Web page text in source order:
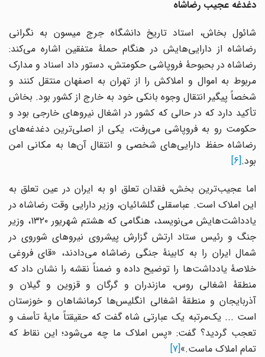
دغدغه عجیب رضاشاه
شائول بخاش، استاد تاریخ دانشگاه جرج میسون به نگرانی
رضاشاه از دارایی‌هایش در هنگام حملۀ متفقین اشاره می‌کند:
رضاشاه در بحبوحۀ فروپاشی حکومتش، دستور داد اسناد و مدارک
مربوط به اموال و املاکش را از تهران به اصفهان منتقل کنند و
شخصاً پیگیر انتقال وجوه بانکی خود به خارج از کشور بود. بخاش
تأکید دارد که در حالی که کشور در اشغال نیروهای خارجی بود و
حکومت رو به فروپاشی می‌رفت، یکی از اصلی‌ترین دغدغه‌های
رضاشاه حفظ دارایی‌های شخصی و انتقال آن‌ها به مکانی امن
بود.[6]
اما عجیب‌ترین بخش، فقدان تعلق او به ایران در عین تعلق به
این املاک است. عباسقلی گلشائیان، وزیر دارایی وقت رضاشاه در
یادداشت‌هایش می‌نویسد، هنگامی که هشتم شهریور ۱۳۲۰، وزیر
جنگ و رئیس ستاد ارتش گزارش پیشروی نیروهای شوروی در
شمال ایران را به کابینۀ جنگی رضاشاه می‌دادند، «قای فروغی
خلاصۀ یادداشت‌ها را توضیح داده و ضمناً نقشه را نشان داد که
منطقۀ اشغالی روس، مازندران و گرگان و قزوین و گیلان و
آذربایجان و منطقۀ اشغالی انگلیس‌ها کرمانشاهان و خوزستان
است ... یک‌مرتبه یک عبارتی شاه گفت که حقیقتاً مایۀ تأسف و
تعجب گردید؟ گفت: «پس املاک ما چه می‌شود؛ این نقاط که
تمام املاک ماست.»[7]